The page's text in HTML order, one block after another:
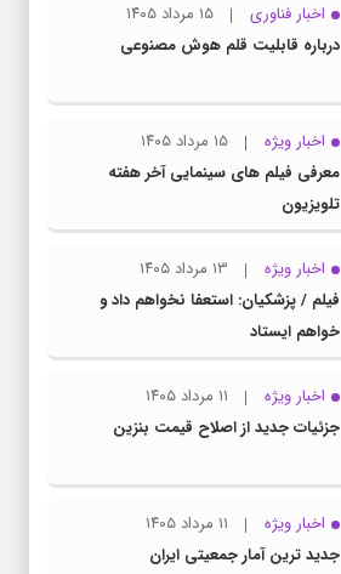
اخبار فناوری
۱۵ مرداد ۱۴۰۵
درباره قابلیت قلم هوش مصنوعی
اخبار ویژه
۱۵ مرداد ۱۴۰۵
معرفی فیلم های سینمایی آخر هفته
تلویزیون
اخبار ویژه
۱۳ مرداد ۱۴۰۵
فیلم / پزشکیان: استعفا نخواهم داد و
خواهم ایستاد
اخبار ویژه
۱۱ مرداد ۱۴۰۵
جزئیات جدید از اصلاح قیمت بنزین
اخبار ویژه
۱۱ مرداد ۱۴۰۵
جدید ترین آمار جمعیتی ایران